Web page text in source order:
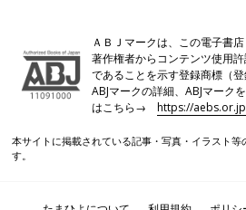
ＡＢＪマークは、この電子書
著作権者からコンテンツ使用
であることを示す登録商標（
ABJマークの詳細、ABJマーク
はこちら→https://
本サイトに掲載されている記事・写真・イラスト等
す。